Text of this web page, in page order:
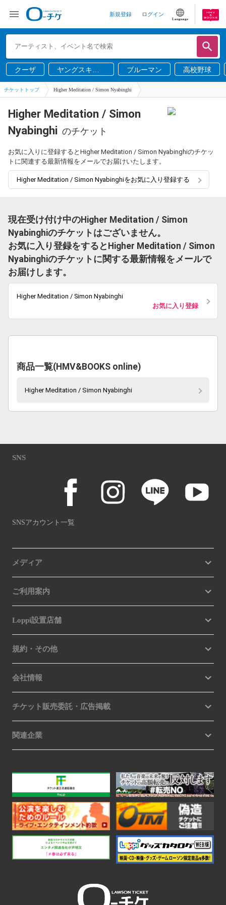
新規登録 ログイン
Language
クーザ
ヤングスキニ
ー
ブルーマン 高校野球
チケットトップ Higher Meditation / Simon Nyabinghi
Higher Meditation / Simon
Nyabinghi のチケット
お気に入りに登録するとHigher Meditation / Simon Nyabinghiのチケッ
トに関連する最新情報をメールでお届けいたします。
Higher Meditation / Simon Nyabinghiをお気に入り登録する
現在受け付け中のHigher Meditation / Simon
Nyabinghiのチケットはございません。
お気に入り登録をするとHigher Meditation / Simon
Nyabinghiのチケットに関する最新情報をメールで
お届けします。
Higher Meditation / Simon Nyabinghi
お気に入り登録
商品一覧(HMV&BOOKS online)
Higher Meditation / Simon Nyabinghi
SNS
SNSアカウント一覧
メディア
ご利用案内
Loppi設置店舗
規約・その他
会社情報
チケット販売委託・広告掲載
関連企業